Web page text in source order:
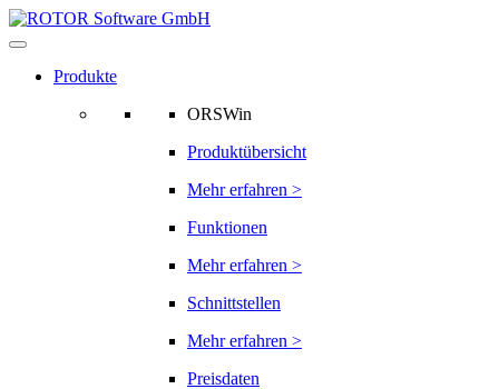
Produkte
ORSWin
Produktübersicht
Mehr erfahren >
Funktionen
Mehr erfahren >
Schnittstellen
Mehr erfahren >
Preisdaten